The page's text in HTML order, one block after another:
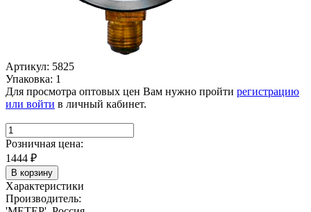
Артикул: 5825
Упаковка: 1
Для просмотра оптовых цен Вам нужно пройти регистрацию
или войти в личный кабинет.
Розничная цена:
1444 ₽
В корзину
Характеристики
Производитель: